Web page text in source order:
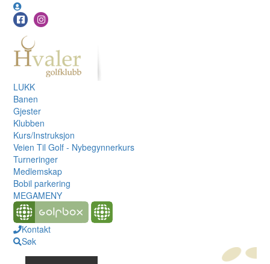
LUKK
Banen
Gjester
Klubben
Kurs/Instruksjon
Veien Til Golf - Nybegynnerkurs
Turneringer
Medlemskap
Bobil parkering
MEGAMENY
Kontakt
Søk